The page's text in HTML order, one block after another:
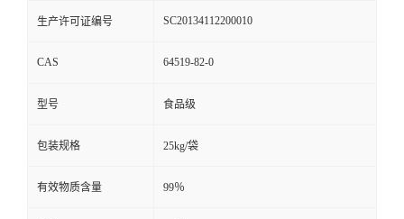
生产许可证编号 SC20134112200010
CAS 64519-82-0
型号 食品级
包装规格 25kg/袋
有效物质含量 99％